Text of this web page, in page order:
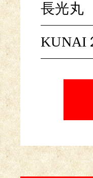
長光丸
KUNAI